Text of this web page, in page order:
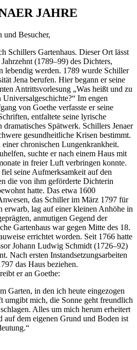
JAHRE
und Besucher,
Schillers Gartenhaus. Dieser Ort lässt
(1789–99) des Dichters,
lebendig werden. 1789 wurde Schiller
Jena berufen. Hier begann er seine
Antrittsvorlesung „Was heißt und zu
Im engen
von Goethe verfasste er seine
entfaltete seine lyrische
Spätwerk. Schillers Jenaer
gesundheitliche Krisen bestimmt.
chronischen Lungenkrankheit.
suchte er nach einem Haus mit
in freier Luft verbringen konnte.
seine Aufmerksamkeit auf den
die von ihm geförderte Dichterin
hatte. Das etwa 1600
das Schiller im März 1797 für
erwarb, lag auf einer kleinen Anhöhe in
anmutigen Gegend der
Gartenhaus war gegen Mitte des 18.
errichtet worden. Seit 1766 hatte
Johann Ludwig Schmidt (1726–92)
Nach ersten Instandsetzungsarbeiten
das Haus beziehen.
er an Goethe:
Garten, in den ich heute eingezogen
umgibt mich, die Sonne geht freundlich
Alles um mich herum erheitert
auf dem eigenen Grund und Boden ist